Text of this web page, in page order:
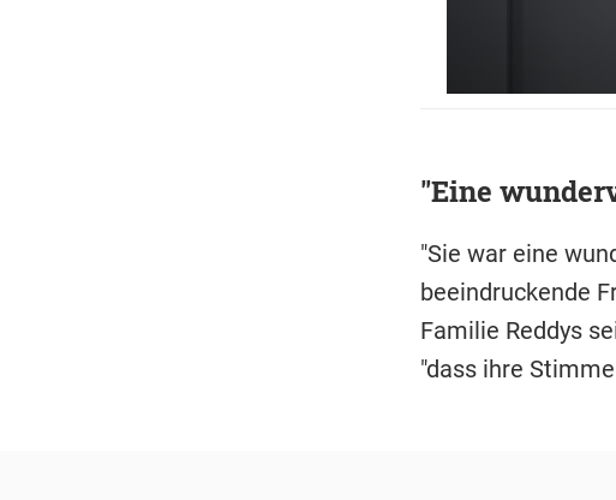
"Eine
"Sie war eine
beeindruckende
Familie Reddys
"dass ihre